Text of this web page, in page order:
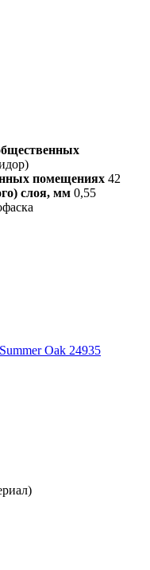
помещениях 42
слоя, мм 0,55
Oak 24935